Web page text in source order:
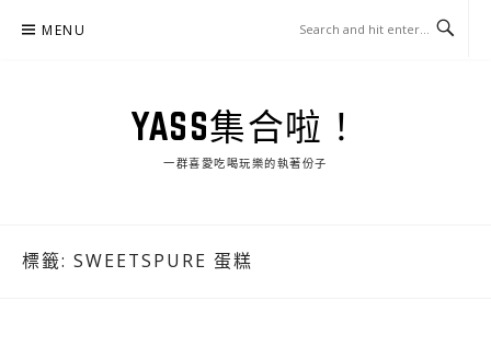
MENU
YASS集合啦！
一群喜愛吃喝玩樂的執著份子
標籤: SWEETSPURE 蛋糕